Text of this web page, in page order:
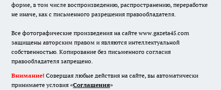
форме, в том числе воспроизведению, распространению, переработке
не иначе, как с письменного разрешения правообладателя.
Все фотографические произведения на сайте www.gazeta45.com
защищены авторским правом и являются интеллектуальной
собственностью. Копирование без письменного согласия
правообладателя запрещено.
Внимание! Совершая любые действия на сайте, вы автоматически
принимаете условия «Cоглашения»